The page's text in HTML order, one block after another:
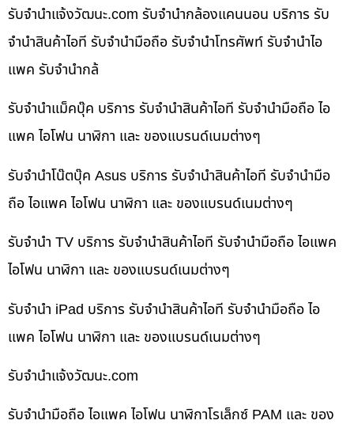
รับจํานําแจ้งวัฒนะ.com รับจำนำกล้องแคนนอน บริการ รับ
จำนำสินค้าไอที รับจำนำมือถือ รับจำนำโทรศัพท์ รับจำนำไอ
แพค รับจำนำกล้
รับจำนำแม็คบุ๊ค บริการ รับจำนำสินค้าไอที รับจำนำมือถือ ไอ
แพค ไอโฟน นาฬิกา และ ของแบรนด์เนมต่างๆ
รับจำนำโน๊ตบุ๊ค Asus บริการ รับจำนำสินค้าไอที รับจำนำมือ
ถือ ไอแพค ไอโฟน นาฬิกา และ ของแบรนด์เนมต่างๆ
รับจำนำ TV บริการ รับจำนำสินค้าไอที รับจำนำมือถือ ไอแพค
ไอโฟน นาฬิกา และ ของแบรนด์เนมต่างๆ
รับจำนำ iPad บริการ รับจำนำสินค้าไอที รับจำนำมือถือ ไอ
แพค ไอโฟน นาฬิกา และ ของแบรนด์เนมต่างๆ
รับจํานําแจ้งวัฒนะ.com
รับจำนำมือถือ ไอแพค ไอโฟน นาฬิกาโรเล็กซ์ PAM และ ของ